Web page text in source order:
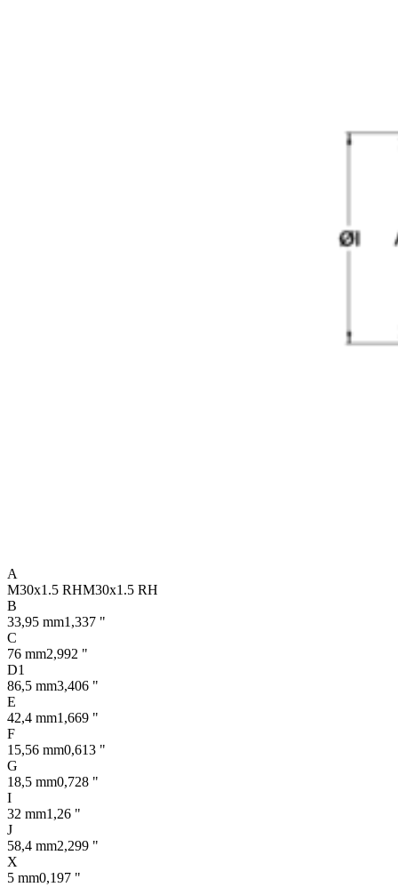
A
M30x1.5 RHM30x1.5 RH
B
33,95 mm1,337 "
C
76 mm2,992 "
D1
86,5 mm3,406 "
E
42,4 mm1,669 "
F
15,56 mm0,613 "
G
18,5 mm0,728 "
I
32 mm1,26 "
J
58,4 mm2,299 "
X
5 mm0,197 "